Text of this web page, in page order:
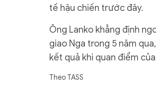
tế hậu chiến trước đây.
Ông Lanko khẳng định
giao Nga trong 5 năm
kết quả khi quan điểm
Theo TASS